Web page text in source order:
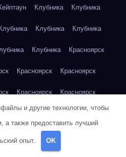
Клубника Клубника
Клубника Клубника Клубника
Клубника Красноярск
Красноярск Красноярск
Красноярск Красноярск
Красноярск Красноярск
Кукуруза
файлы и другие технологии, чтобы
а также предоставить лучший
опыт. OK